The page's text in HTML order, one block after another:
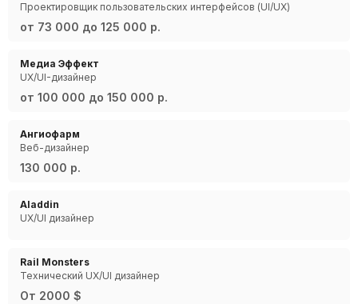
Проектировщик пользовательских интерфейсов (UI/UX)
от 73 000 до 125 000 р.
Медиа Эффект
UX/UI-дизайнер
от 100 000 до 150 000 р.
Ангиофарм
Веб-дизайнер
130 000 р.
Aladdin
UX/UI дизайнер
Rail Monsters
Технический UX/UI дизайнер
От 2000 $